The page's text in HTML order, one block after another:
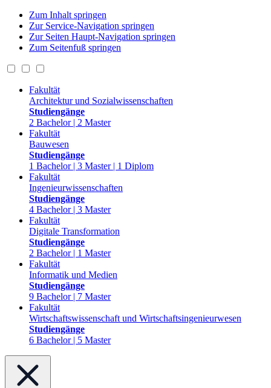
Zum Inhalt springen
Zur Service-Navigation springen
Zur Seiten Haupt-Navigation springen
Zum Seitenfuß springen
Fakultät
Architektur und Sozialwissenschaften
Studiengänge
2 Bachelor | 2 Master
Fakultät
Bauwesen
Studiengänge
1 Bachelor | 3 Master | 1 Diplom
Fakultät
Ingenieurwissenschaften
Studiengänge
4 Bachelor | 3 Master
Fakultät
Digitale Transformation
Studiengänge
2 Bachelor | 1 Master
Fakultät
Informatik und Medien
Studiengänge
9 Bachelor | 7 Master
Fakultät
Wirtschaftswissenschaft und Wirtschaftsingenieurwesen
Studiengänge
6 Bachelor | 5 Master